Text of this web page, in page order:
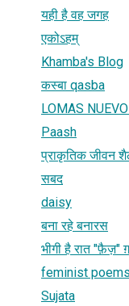
यही है वह जगह
एकोऽहम्
Khamba's Blog
कस्‍बा qasba
LOMAS
Paash
प्राकृतिक जीवन
सबद
daisy
बना रहे बनारस
भीगी है रात "फ़ैज़"
feminist poems
Sujata